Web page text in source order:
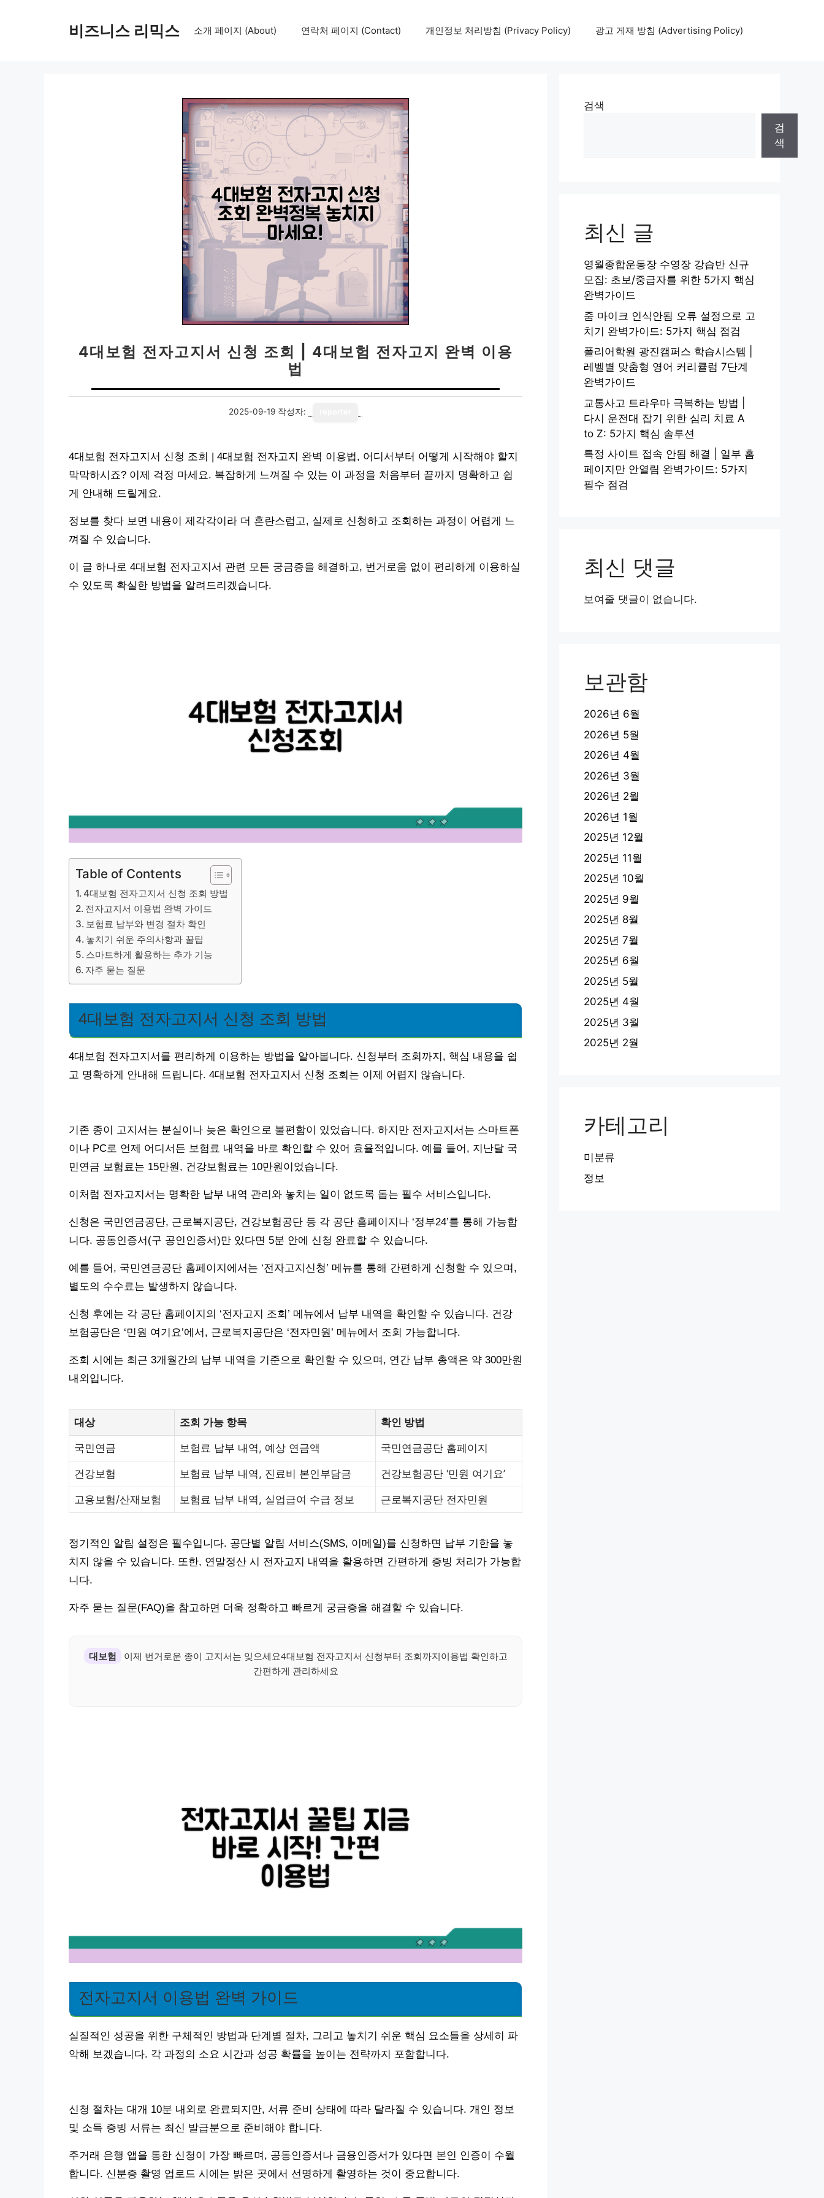
비즈니스 리믹스 소개 페이지 (About) 연락처 페이지 (Contact) 개인정보 처리방침 (Privacy Policy) 광고 게재 방침 (Advertising Policy)
4대보험 전자고지서 신청 조회 | 4대보험 전자고지 완벽 이용
법
2025-09-19 작성자:
4대보험 전자고지서 신청 조회 | 4대보험 전자고지 완벽 이용법, 어디서부터 어떻게 시작해야 할지
막막하시죠? 이제 걱정 마세요. 복잡하게 느껴질 수 있는 이 과정을 처음부터 끝까지 명확하고 쉽
게 안내해 드릴게요.
정보를 찾다 보면 내용이 제각각이라 더 혼란스럽고, 실제로 신청하고 조회하는 과정이 어렵게 느
껴질 수 있습니다.
이 글 하나로 4대보험 전자고지서 관련 모든 궁금증을 해결하고, 번거로움 없이 편리하게 이용하실
수 있도록 확실한 방법을 알려드리겠습니다.
Table of Contents
4대보험 전자고지서 신청 조회 방법
전자고지서 이용법 완벽 가이드
보험료 납부와 변경 절차 확인
놓치기 쉬운 주의사항과 꿀팁
스마트하게 활용하는 추가 기능
자주 묻는 질문
4대보험 전자고지서 신청 조회 방법
4대보험 전자고지서를 편리하게 이용하는 방법을 알아봅니다. 신청부터 조회까지, 핵심 내용을 쉽
고 명확하게 안내해 드립니다. 4대보험 전자고지서 신청 조회는 이제 어렵지 않습니다.
기존 종이 고지서는 분실이나 늦은 확인으로 불편함이 있었습니다. 하지만 전자고지서는 스마트폰
이나 PC로 언제 어디서든 보험료 내역을 바로 확인할 수 있어 효율적입니다. 예를 들어, 지난달 국
민연금 보험료는 15만원, 건강보험료는 10만원이었습니다.
이처럼 전자고지서는 명확한 납부 내역 관리와 놓치는 일이 없도록 돕는 필수 서비스입니다.
신청은 국민연금공단, 근로복지공단, 건강보험공단 등 각 공단 홈페이지나 ‘정부24’를 통해 가능합
니다. 공동인증서(구 공인인증서)만 있다면 5분 안에 신청 완료할 수 있습니다.
예를 들어, 국민연금공단 홈페이지에서는 ‘전자고지신청’ 메뉴를 통해 간편하게 신청할 수 있으며,
별도의 수수료는 발생하지 않습니다.
신청 후에는 각 공단 홈페이지의 ‘전자고지 조회’ 메뉴에서 납부 내역을 확인할 수 있습니다. 건강
보험공단은 ‘민원 여기요’에서, 근로복지공단은 ‘전자민원’ 메뉴에서 조회 가능합니다.
조회 시에는 최근 3개월간의 납부 내역을 기준으로 확인할 수 있으며, 연간 납부 총액은 약 300만원
내외입니다.
대상 조회 가능 항목 확인 방법
국민연금 보험료 납부 내역, 예상 연금액 국민연금공단 홈페이지
건강보험 보험료 납부 내역, 진료비 본인부담금 건강보험공단 ‘민원 여기요’
고용보험/산재보험 보험료 납부 내역, 실업급여 수급 정보 근로복지공단 전자민원
정기적인 알림 설정은 필수입니다. 공단별 알림 서비스(SMS, 이메일)를 신청하면 납부 기한을 놓
치지 않을 수 있습니다. 또한, 연말정산 시 전자고지 내역을 활용하면 간편하게 증빙 처리가 가능합
니다.
자주 묻는 질문(FAQ)을 참고하면 더욱 정확하고 빠르게 궁금증을 해결할 수 있습니다.
대보험
이제 번거로운 종이 고지서는 잊으세요4대보험 전자고지서 신청부터 조회까지이용법 확인하고
간편하게 관리하세요
전자고지서 이용법 완벽 가이드
실질적인 성공을 위한 구체적인 방법과 단계별 절차, 그리고 놓치기 쉬운 핵심 요소들을 상세히 파
악해 보겠습니다. 각 과정의 소요 시간과 성공 확률을 높이는 전략까지 포함합니다.
신청 절차는 대개 10분 내외로 완료되지만, 서류 준비 상태에 따라 달라질 수 있습니다. 개인 정보
및 소득 증빙 서류는 최신 발급분으로 준비해야 합니다.
주거래 은행 앱을 통한 신청이 가장 빠르며, 공동인증서나 금융인증서가 있다면 본인 인증이 수월
합니다. 신분증 촬영 업로드 시에는 밝은 곳에서 선명하게 촬영하는 것이 중요합니다.
검색
검
색
최신 글
영월종합운동장 수영장 강습반 신규
모집: 초보/중급자를 위한 5가지 핵심
완벽가이드
줌 마이크 인식안됨 오류 설정으로 고
치기 완벽가이드: 5가지 핵심 점검
폴리어학원 광진캠퍼스 학습시스템 |
레벨별 맞춤형 영어 커리큘럼 7단계
완벽가이드
교통사고 트라우마 극복하는 방법 |
다시 운전대 잡기 위한 심리 치료 A
to Z: 5가지 핵심 솔루션
특정 사이트 접속 안됨 해결 | 일부 홈
페이지만 안열림 완벽가이드: 5가지
필수 점검
최신 댓글
보여줄 댓글이 없습니다.
보관함
2026년 6월
2026년 5월
2026년 4월
2026년 3월
2026년 2월
2026년 1월
2025년 12월
2025년 11월
2025년 10월
2025년 9월
2025년 8월
2025년 7월
2025년 6월
2025년 5월
2025년 4월
2025년 3월
2025년 2월
카테고리
미분류
정보